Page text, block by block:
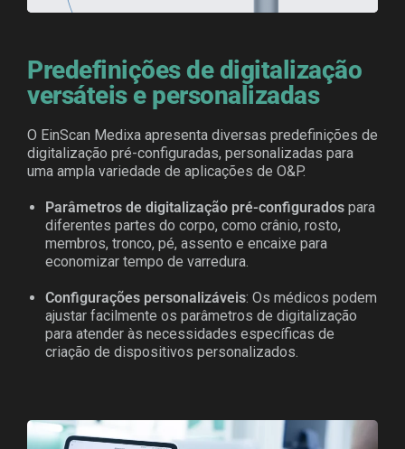
Predefinições de digitalização
versáteis e personalizadas
O EinScan Medixa apresenta diversas predefinições de
digitalização pré-configuradas, personalizadas para
uma ampla variedade de aplicações de O&P.
Parâmetros de digitalização pré-configurados para
diferentes partes do corpo, como crânio, rosto,
membros, tronco, pé, assento e encaixe para
economizar tempo de varredura.
Configurações personalizáveis: Os médicos podem
ajustar facilmente os parâmetros de digitalização
para atender às necessidades específicas de
criação de dispositivos personalizados.